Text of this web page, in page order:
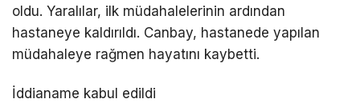
oldu. Yaralılar, ilk müdahalelerinin ardından
hastaneye kaldırıldı. Canbay, hastanede yapılan
müdahaleye rağmen hayatını kaybetti.
İddianame kabul edildi